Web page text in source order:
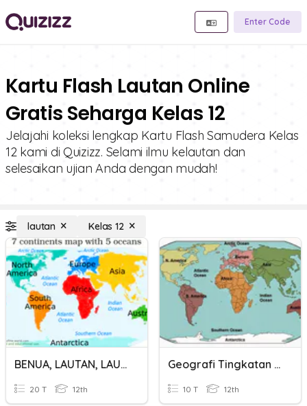
Enter Code
Kartu Flash Lautan Online
Gratis Seharga Kelas 12
Jelajahi koleksi lengkap Kartu Flash Samudera Kelas
12 kami di Quizizz. Selami ilmu kelautan dan
selesaikan ujian Anda dengan mudah!
lautan Kelas 12
BENUA, LAUTAN, LAUT UTAMA & SELAT
20 T 12th
Geografi Tingkatan 1 : Lautan, Laut Dan Selat
10 T 12th